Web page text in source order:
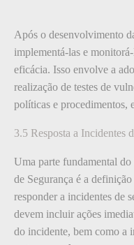
Após o desenvolvimento
implementá-las e
eficácia. Isso envolve a
realização de testes de
políticas e procedimentos,
3.5 Resposta a Incidentes
Uma parte fundamental
de Segurança é a
responder a incidentes de
devem incluir ações
do incidente, bem como a